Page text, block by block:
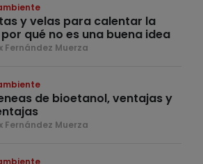
y velas para calentar la
qué no es una buena idea
Fernández Muerza
de bioetanol, ventajas y
Fernández Muerza